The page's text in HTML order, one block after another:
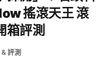
搖滾天王 滾
箱評測
評測